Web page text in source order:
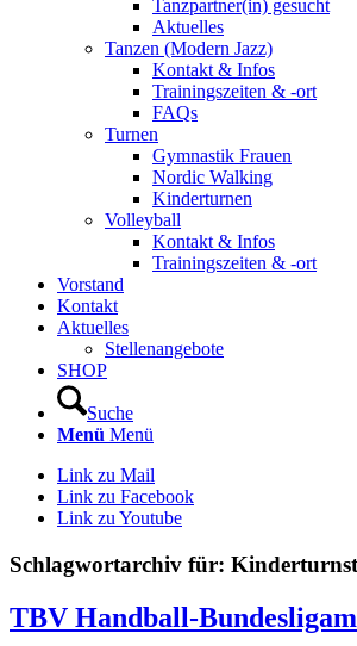
Tanzpartner(in) gesucht
Aktuelles
Tanzen (Modern Jazz)
Kontakt & Infos
Trainingszeiten & -ort
FAQs
Turnen
Gymnastik Frauen
Nordic Walking
Kinderturnen
Volleyball
Kontakt & Infos
Trainingszeiten & -ort
Vorstand
Kontakt
Aktuelles
Stellenangebote
SHOP
Suche
Menü Menü
Link zu Mail
Link zu Facebook
Link zu Youtube
Schlagwortarchiv für:
TBV Handball-